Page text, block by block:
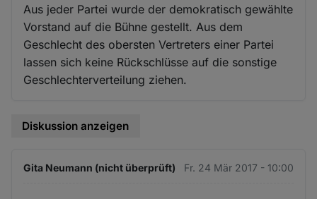
Aus jeder Partei wurde der demokratisch gewählte
Vorstand auf die Bühne gestellt. Aus dem
Geschlecht des obersten Vertreters einer Partei
lassen sich keine Rückschlüsse auf die sonstige
Geschlechterverteilung ziehen.
Diskussion anzeigen
Gita Neumann (nicht überprüft) Fr. 24 Mär 2017 - 10:00